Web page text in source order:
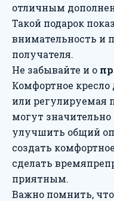
отличным
Такой подарок
внимательность и
получателя.
Не забывайте и о
Комфортное
или регулируемая
могут
улучшить общий
создать
сделать
приятным.
Важно помнить,